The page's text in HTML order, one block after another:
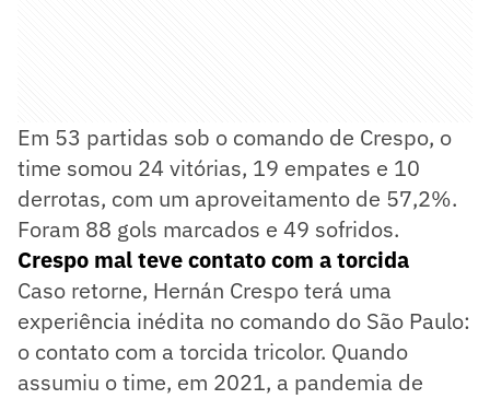
Em 53 partidas sob o comando de Crespo, o
time somou 24 vitórias, 19 empates e 10
derrotas, com um aproveitamento de 57,2%.
Foram 88 gols marcados e 49 sofridos.
Crespo mal teve contato com a torcida
Caso retorne, Hernán Crespo terá uma
experiência inédita no comando do São Paulo:
o contato com a torcida tricolor. Quando
assumiu o time, em 2021, a pandemia de